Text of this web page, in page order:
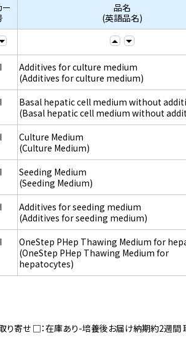
ー
品名
(英語品名)
Additives for culture medium
(Additives for culture medium)
Basal hepatic cell medium without
(Basal hepatic cell medium without
Culture Medium
(Culture Medium)
Seeding Medium
(Seeding Medium)
Additives for seeding medium
(Additives for seeding medium)
OneStep PHep Thawing Medium for
(OneStep PHep Thawing Medium for
hepatocytes)
寄せ □：在庫あり-培養後お届け納期約2週間